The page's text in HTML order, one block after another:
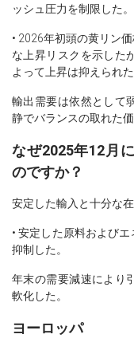
ッシュ圧力を制限した。
• 2026年初頭の黄リン
な上昇リスクを示した
よって上昇は抑えられた
輸出需要は依然として
静でバランスの取れた
なぜ2025年12月
のですか？
安定した輸入と十分な
• 安定した原料および
抑制した。
年末の需要減速により
軟化した。
ヨーロッパ